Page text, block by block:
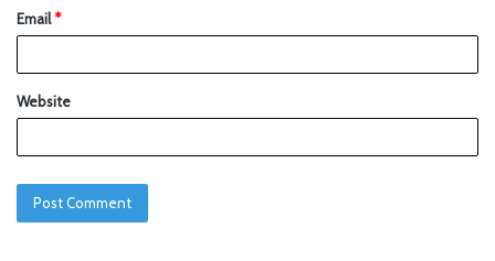
Email*
Website